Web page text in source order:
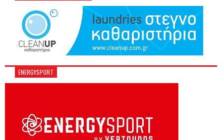
ENERGYSPORT